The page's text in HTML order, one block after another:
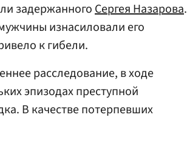
задержанногоСергея Назарова.
изнасиловали его
к гибели.
расследование, в ходе
эпизодах преступной
В качестве потерпевших